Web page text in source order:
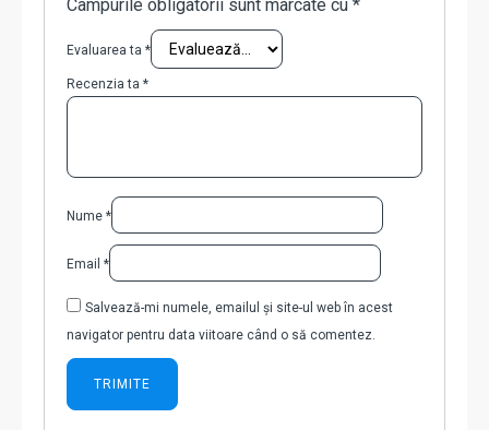
Câmpurile obligatorii sunt marcate cu *
Evaluarea ta *
Recenzia ta *
Nume *
Email *
Salvează-mi numele, emailul și site-ul web în acest
navigator pentru data viitoare când o să comentez.